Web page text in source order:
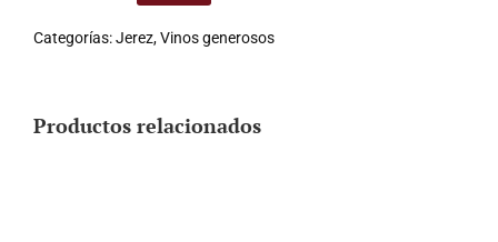
Categorías:Jerez,Vinos generosos
Productos relacionados